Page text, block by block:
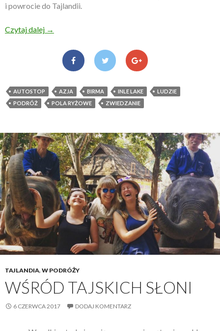
i powrocie do Tajlandii.
Czytaj dalej Ostatni przystanek w Birmie
→
AUTOSTOP AZJA BIRMA INLE LAKE
LUDZIE
PODRÓŻ
POLA RYŻOWE ZWIEDZANIE
TAJLANDIA, W PODRÓŻY
WŚRÓD TAJSKICH SŁONI
6 CZERWCA 2017 DODAJ KOMENTARZ